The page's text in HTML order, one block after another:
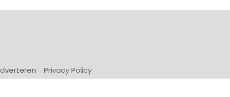
Privacy Policy